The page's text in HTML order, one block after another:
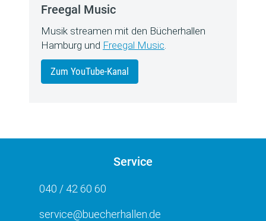
Freegal Music
Musik streamen mit den Bücherhallen
Hamburg und Freegal Music
Zum YouTube-Kanal
Service
040 / 42 60 60
service@buecherhallen.de